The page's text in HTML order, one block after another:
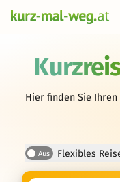
Hier finden Sie
Aus Flexibles